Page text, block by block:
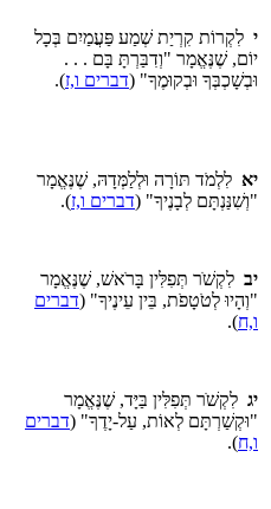
י לִקְרוֹת קִרְיַת שְׁמַע פַּעֲמַיִם בְּכָל
יוֹם, שֶׁנֶּאֱמָר "וְדִבַּרְתָּ בָּם . . .
וּבְשָׁכְבְּךָ וּבְקוּמֶךָ" (דברים ו,ז).
יא לִלְמֹד תּוֹרָה וּלְלַמְּדָהּ, שֶׁנֶּאֱמָר
"וְשִׁנַּנְתָּם לְבָנֶיךָ" (דברים ו,ז).
יב לִקְשֹׁר תְּפִלִּין בָּרֹאשׁ, שֶׁנֶּאֱמָר
"וְהָיוּ לְטֹטָפֹת, בֵּין עֵינֶיךָ" (דברים
ו,ח).
יג לִקְשֹׁר תְּפִלִּין בַּיָּד, שֶׁנֶּאֱמָר
"וּקְשַׁרְתָּם לְאוֹת, עַל-יָדֶךָ" (דברים
ו,ח).